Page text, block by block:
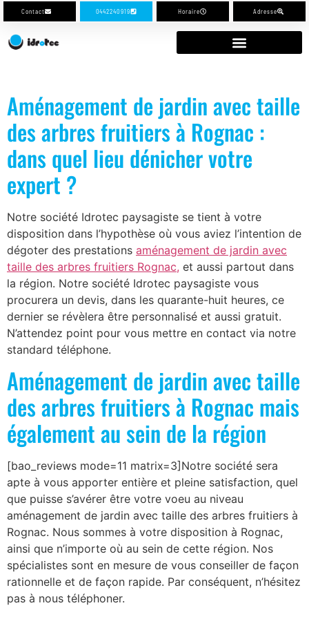
Contact 0442240919 Horaire Adresse
Aménagement de jardin avec taille
des arbres fruitiers à Rognac :
dans quel lieu dénicher votre
expert ?
Notre société Idrotec paysagiste se tient à votre
disposition dans l’hypothèse où vous aviez l’intention de
dégoter des prestations aménagement de jardin avec
taille des arbres fruitiers Rognac, et aussi partout dans
la région. Notre société Idrotec paysagiste vous
procurera un devis, dans les quarante-huit heures, ce
dernier se révèlera être personnalisé et aussi gratuit.
N’attendez point pour vous mettre en contact via notre
standard téléphone.
Aménagement de jardin avec taille
des arbres fruitiers à Rognac mais
également au sein de la région
[bao_reviews mode=11 matrix=3]Notre société sera
apte à vous apporter entière et pleine satisfaction, quel
que puisse s’avérer être votre voeu au niveau
aménagement de jardin avec taille des arbres fruitiers à
Rognac. Nous sommes à votre disposition à Rognac,
ainsi que n’importe où au sein de cette région. Nos
spécialistes sont en mesure de vous conseiller de façon
rationnelle et de façon rapide. Par conséquent, n’hésitez
pas à nous téléphoner.